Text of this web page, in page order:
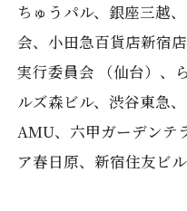
ちゅうパル、銀座三越
会、小田急百貨店新宿
実行委員会 （仙台）、
ルズ森ビル、渋谷東急
AMU、六甲ガーデンテ
ア春日原、新宿住友ビル